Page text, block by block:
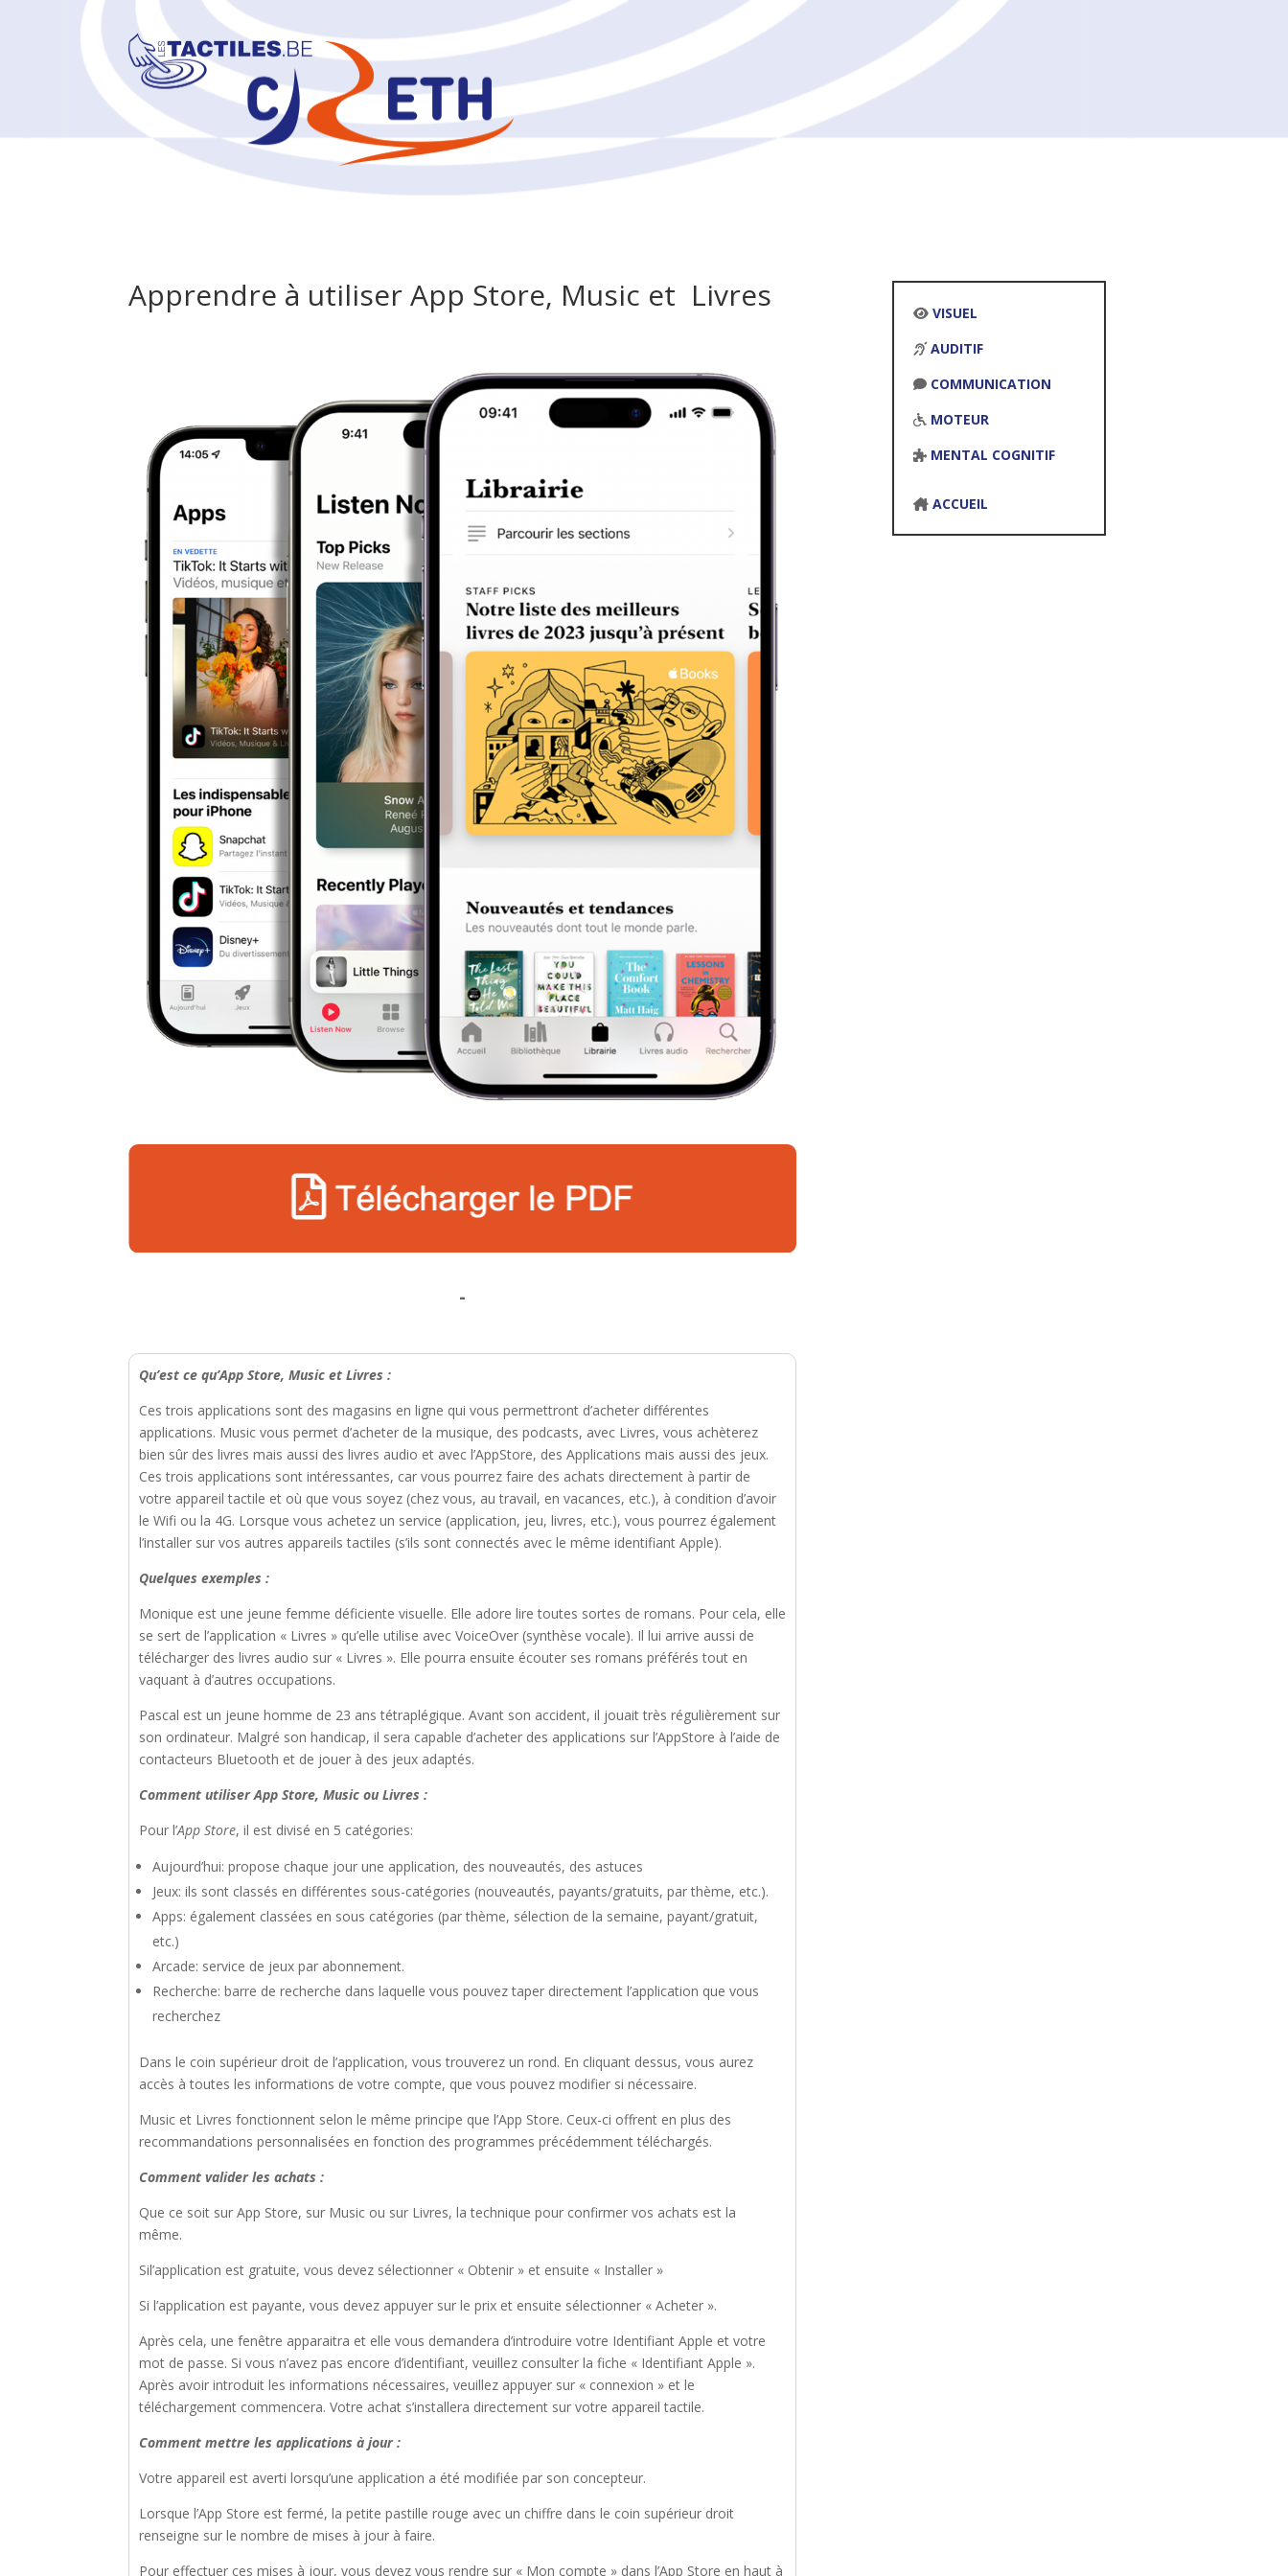
Apprendre à utiliser App Store, Music et Livres
VISUEL
AUDITIF
COMMUNICATION
MOTEUR
MENTAL COGNITIF
ACCUEIL
-
Qu’est ce qu’App Store, Music et Livres :
Ces trois applications sont des magasins en ligne qui vous permettront d’acheter différentes
applications. Music vous permet d’acheter de la musique, des podcasts, avec Livres, vous achèterez
bien sûr des livres mais aussi des livres audio et avec l’AppStore, des Applications mais aussi des jeux.
Ces trois applications sont intéressantes, car vous pourrez faire des achats directement à partir de
votre appareil tactile et où que vous soyez (chez vous, au travail, en vacances, etc.), à condition d’avoir
le Wifi ou la 4G. Lorsque vous achetez un service (application, jeu, livres, etc.), vous pourrez également
l’installer sur vos autres appareils tactiles (s’ils sont connectés avec le même identifiant Apple).
Quelques exemples :
Monique est une jeune femme déficiente visuelle. Elle adore lire toutes sortes de romans. Pour cela, elle
se sert de l’application « Livres » qu’elle utilise avec VoiceOver (synthèse vocale). Il lui arrive aussi de
télécharger des livres audio sur « Livres ». Elle pourra ensuite écouter ses romans préférés tout en
vaquant à d’autres occupations.
Pascal est un jeune homme de 23 ans tétraplégique. Avant son accident, il jouait très régulièrement sur
son ordinateur. Malgré son handicap, il sera capable d’acheter des applications sur l’AppStore à l’aide de
contacteurs Bluetooth et de jouer à des jeux adaptés.
Comment utiliser App Store, Music ou Livres :
Pour l’App Store, il est divisé en 5 catégories:
Aujourd’hui: propose chaque jour une application, des nouveautés, des astuces
Jeux: ils sont classés en différentes sous-catégories (nouveautés, payants/gratuits, par thème, etc.).
Apps: également classées en sous catégories (par thème, sélection de la semaine, payant/gratuit,
etc.)
Arcade: service de jeux par abonnement.
Recherche: barre de recherche dans laquelle vous pouvez taper directement l’application que vous
recherchez
Dans le coin supérieur droit de l’application, vous trouverez un rond. En cliquant dessus, vous aurez
accès à toutes les informations de votre compte, que vous pouvez modifier si nécessaire.
Music et Livres fonctionnent selon le même principe que l’App Store. Ceux-ci offrent en plus des
recommandations personnalisées en fonction des programmes précédemment téléchargés.
Comment valider les achats :
Que ce soit sur App Store, sur Music ou sur Livres, la technique pour confirmer vos achats est la
même.
Sil’application est gratuite, vous devez sélectionner « Obtenir » et ensuite « Installer »
Si l’application est payante, vous devez appuyer sur le prix et ensuite sélectionner « Acheter ».
Après cela, une fenêtre apparaitra et elle vous demandera d’introduire votre Identifiant Apple et votre
mot de passe. Si vous n’avez pas encore d’identifiant, veuillez consulter la fiche « Identifiant Apple ».
Après avoir introduit les informations nécessaires, veuillez appuyer sur « connexion » et le
téléchargement commencera. Votre achat s’installera directement sur votre appareil tactile.
Comment mettre les applications à jour :
Votre appareil est averti lorsqu’une application a été modifiée par son concepteur.
Lorsque l’App Store est fermé, la petite pastille rouge avec un chiffre dans le coin supérieur droit
renseigne sur le nombre de mises à jour à faire.
Pour effectuer ces mises à jour, vous devez vous rendre sur « Mon compte » dans l’App Store en haut à